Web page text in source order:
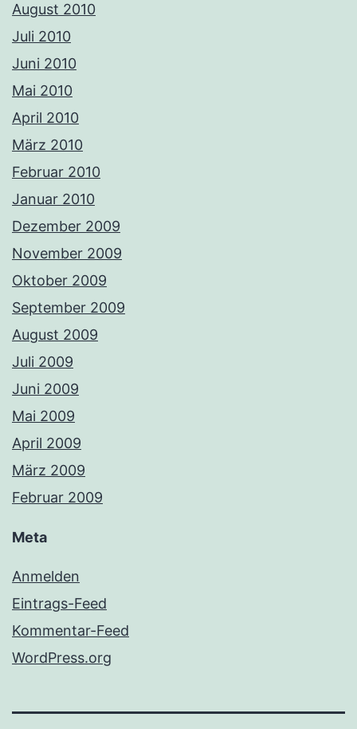
August 2010
Juli 2010
Juni 2010
Mai 2010
April 2010
März 2010
Februar 2010
Januar 2010
Dezember 2009
November 2009
Oktober 2009
September 2009
August 2009
Juli 2009
Juni 2009
Mai 2009
April 2009
März 2009
Februar 2009
Meta
Anmelden
Eintrags-Feed
Kommentar-Feed
WordPress.org